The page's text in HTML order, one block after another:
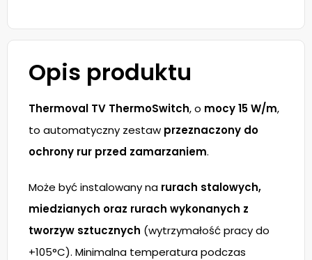
Opis produktu
Thermoval TV ThermoSwitch, o mocy 15 W/m,
to automatyczny zestaw przeznaczony do
ochrony rur przed zamarzaniem.
Może być instalowany na rurach stalowych,
miedzianych oraz rurach wykonanych z
tworzyw sztucznych (wytrzymałość pracy do
+105°C). Minimalna temperatura podczas